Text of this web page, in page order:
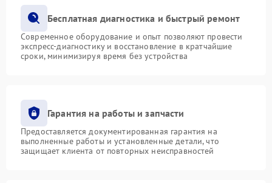
Бесплатная диагностика и быстрый ремонт
Современное оборудование и опыт позволяют провести
экспресс-диагностику и восстановление в кратчайшие
сроки, минимизируя время без устройства
Гарантия на работы и запчасти
Предоставляется документированная гарантия на
выполненные работы и установленные детали, что
защищает клиента от повторных неисправностей